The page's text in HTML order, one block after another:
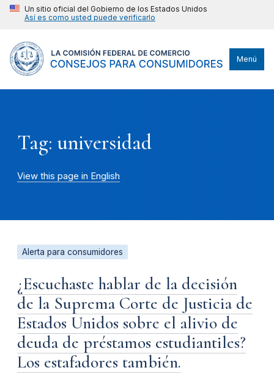
Un sitio oficial del Gobierno de los Estados Unidos
Así es como usted puede verificarlo
Menú
Tag: universidad
View this page in English
Alerta para consumidores
¿Escuchaste hablar de la decisión
de la Suprema Corte de Justicia de
Estados Unidos sobre el alivio de
deuda de préstamos estudiantiles?
Los estafadores también.